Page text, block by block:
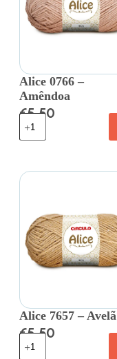
Alice 0766 –
Amêndoa
€5.50
Alice 7657 – Avelã
€5.50